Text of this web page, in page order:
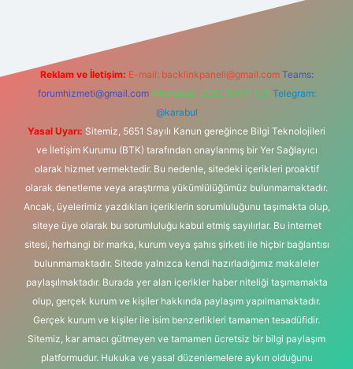
Reklam ve İletişim: E-mail: backlinkpaneli@gmail.com Teams:
forumhizmeti@gmail.com Whatsapp: 0262 606 0 726 Telegram:
@karabul
Yasal Uyarı: Sitemiz, 5651 Sayılı Kanun gereğince Bilgi Teknolojileri
ve İletişim Kurumu (BTK) tarafından onaylanmış bir Yer Sağlayıcı
olarak hizmet vermektedir. Bu nedenle, sitedeki içerikleri proaktif
olarak denetleme veya araştırma yükümlülüğümüz bulunmamaktadır.
Ancak, üyelerimiz yazdıkları içeriklerin sorumluluğunu taşımakta olup,
siteye üye olarak bu sorumluluğu kabul etmiş sayılırlar. Bu internet
sitesi, herhangi bir marka, kurum veya şahıs şirketi ile hiçbir bağlantısı
bulunmamaktadır. Sitede yalnızca kendi hazırladığımız makaleler
paylaşılmaktadır. Burada yer alan içerikler haber niteliği taşımamakta
olup, gerçek kurum ve kişiler hakkında paylaşım yapılmamaktadır.
Gerçek kurum ve kişiler ile isim benzerlikleri tamamen tesadüfidir.
Sitemiz, kar amacı gütmeyen ve tamamen ücretsiz bir bilgi paylaşım
platformudur. Hukuka ve yasal düzenlemelere aykırı olduğunu